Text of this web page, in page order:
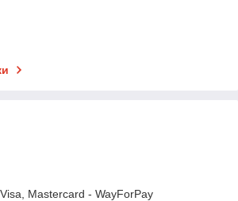
Mastercard - WayForPay